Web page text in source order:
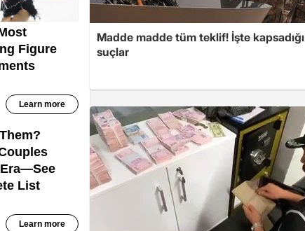
Madde madde tüm teklif! İşte kapsadığı
suçlar